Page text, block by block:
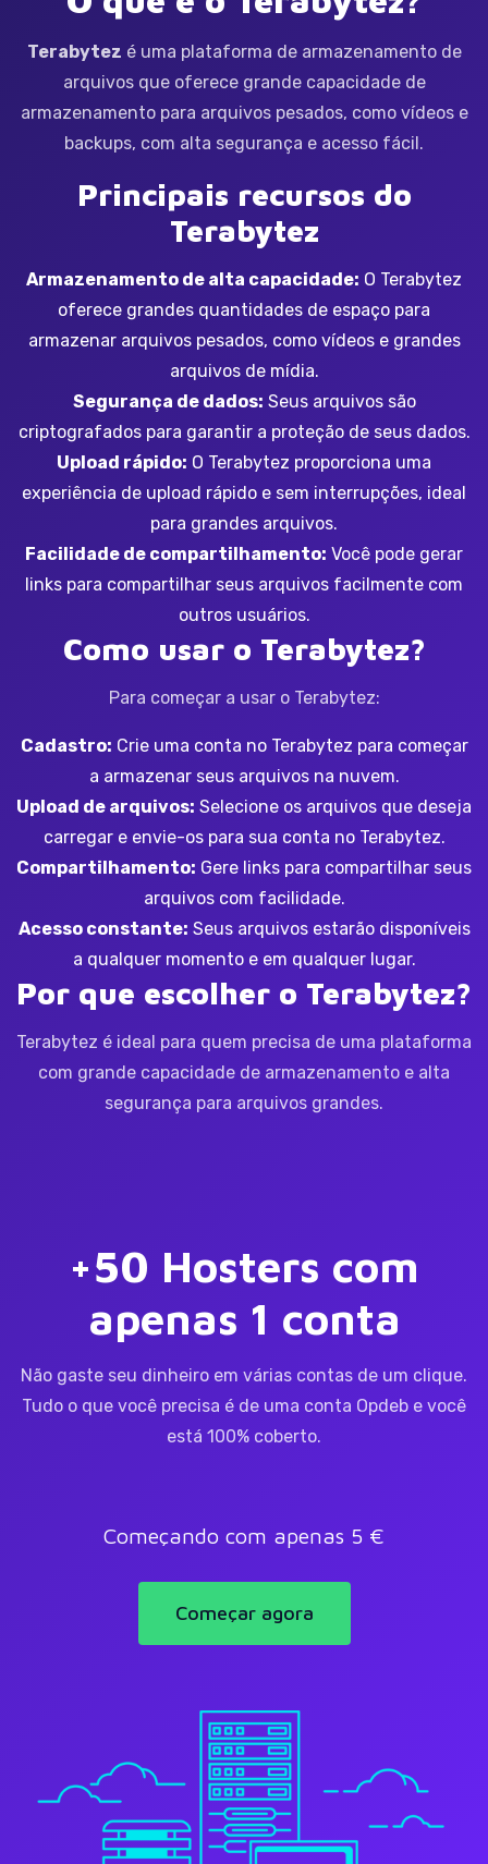
Terabytez é uma plataforma de armazenamento de
arquivos que oferece grande capacidade de
armazenamento para arquivos pesados, como vídeos e
backups, com alta segurança e acesso fácil.
Principais recursos do
Terabytez
Armazenamento de alta capacidade: O Terabytez
oferece grandes quantidades de espaço para
armazenar arquivos pesados, como vídeos e grandes
arquivos de mídia.
Segurança de dados: Seus arquivos são
criptografados para garantir a proteção de seus dados.
Upload rápido: O Terabytez proporciona uma
experiência de upload rápido e sem interrupções, ideal
para grandes arquivos.
Facilidade de compartilhamento: Você pode gerar
links para compartilhar seus arquivos facilmente com
outros usuários.
Como usar o Terabytez?
Para começar a usar o Terabytez:
Cadastro: Crie uma conta no Terabytez para começar
a armazenar seus arquivos na nuvem.
Upload de arquivos: Selecione os arquivos que deseja
carregar e envie-os para sua conta no Terabytez.
Compartilhamento: Gere links para compartilhar seus
arquivos com facilidade.
Acesso constante: Seus arquivos estarão disponíveis
a qualquer momento e em qualquer lugar.
Por que escolher o Terabytez?
Terabytez é ideal para quem precisa de uma plataforma
com grande capacidade de armazenamento e alta
segurança para arquivos grandes.
+50 Hosters com
apenas 1 conta
Não gaste seu dinheiro em várias contas de um clique.
Tudo o que você precisa é de uma conta Opdeb e você
está 100% coberto.
Começando com apenas 5 €
Começar agora